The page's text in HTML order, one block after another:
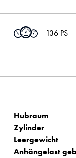
136 PS
Hubraum
Zylinder
Leergewicht
Anhängelast